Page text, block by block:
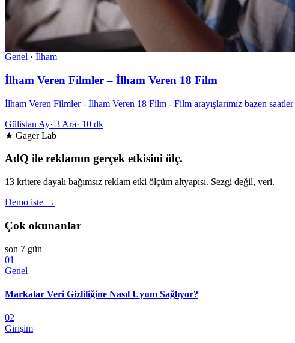
Genel · İlham
İlham Veren Filmler – İlham Veren 18 Film
İlham Veren Filmler - İlham Veren 18 Film - Film arayışlarımız bazen
Gülistan Ay· 3 Ara· 10 dk
★ Gager Lab
AdQ ile reklamın gerçek etkisini ölç.
13 kritere dayalı bağımsız reklam etki ölçüm altyapısı. Sezgi değil, veri.
Demo iste →
Çok okunanlar
son 7 gün
01
Genel
Markalar Veri Gizliliğine Nasıl Uyum Sağlıyor?
02
Girişim